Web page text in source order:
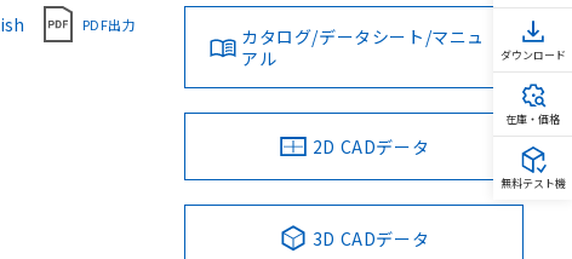
PDF出力
カタログ/データシート/マニュ
アル
2D CADデータ
3D CADデータ
ダウンロード
在庫・価格
無料テスト機